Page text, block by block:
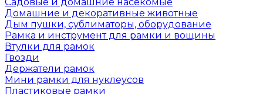
Домашние и декоративные животные
Дым пушки, сублиматоры, оборудование
Рамка и инструмент для рамки и вощины
Втулки для рамок
Гвозди
Держатели рамок
Мини рамки для нуклеусов
Пластиковые рамки